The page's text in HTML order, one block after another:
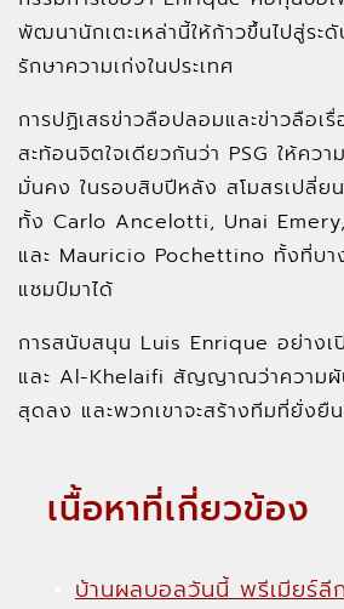
พัฒนานักเตะเหล่านี้ให้ก้าวขึ้นไปสู่ระ
รักษาความเก่งในประเทศ
การปฏิเสธข่าวลือปลอมและข่าวลือ
สะท้อนจิตใจเดียวกันว่า PSG ให้คว
มั่นคง ในรอบสิบปีหลัง สโมสรเปลี่ย
ทั้ง Carlo Ancelotti, Unai
และ Mauricio Pochettino ทั้งที่บา
แชมป์มาได้
การสนับสนุน Luis Enrique อย่างเ
และ Al-Khelaifi สัญญาณว่าความผั
สุดลง และพวกเขาจะสร้างทีมที่ยั่งยืน
เนื้อหาที่เกี่ยวข้อง
บ้านผลบอลวันนี้ พรีเมียร์ลี